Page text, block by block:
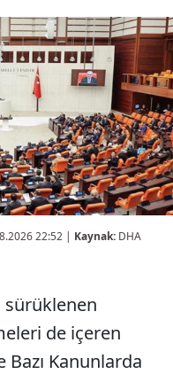
22:52 | Kaynak: DHA
sürüklenen
de içeren
Kanunlarda